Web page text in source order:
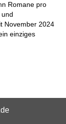
Romane pro
November 2024
einziges